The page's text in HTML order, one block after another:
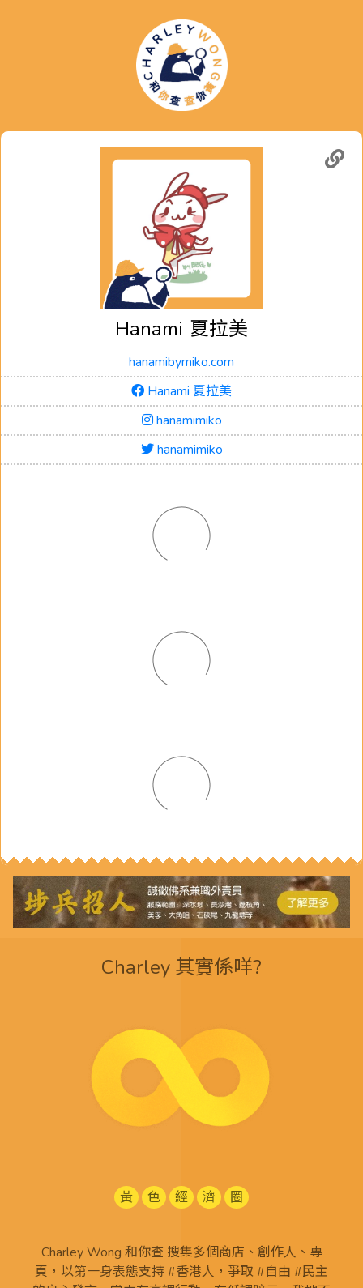
Hanami 夏拉美
hanamibymiko.com
Hanami 夏拉美
hanamimiko
hanamimiko
Charley 其實係咩?
黃 色 經 濟 圈
Charley Wong 和你查 搜集多個商店、創作人、專
頁，以第一身表態支持 #香港人，爭取 #自由 #民主